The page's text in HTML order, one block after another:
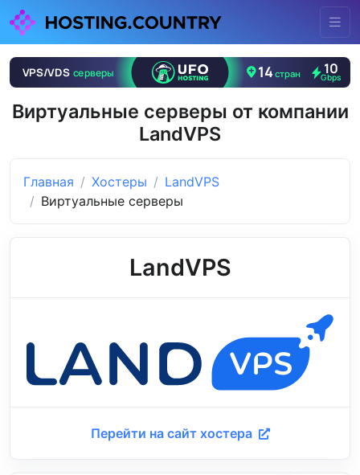
Виртуальные серверы от компании
LandVPS
Главная Хостеры
LandVPS
Виртуальные серверы
LandVPS
Перейти на сайт хостера